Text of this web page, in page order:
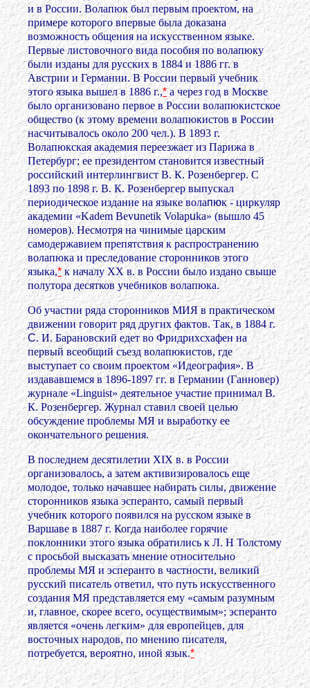
и в России. Волапюк был первым проектом, на
примере которого впервые была доказана
возможность общения на искусственном языке.
Первые листовочного вида пособия по волапюку
были изданы для русских в 1884 и 1886 гг. в
Австрии и Германии. В России первый учебник
этого языка вышел в 1886 г.,*а через год в Москве
было организовано первое в России волапюкистское
общество (к этому времени волапюкистов в России
насчитывалось около 200 чел.). В 1893 г.
Волапюкская академия переезжает из Парижа в
Петербург; ее президентом становится известный
российский интерлингвист В. К. Розенбергер. С
1893 по 1898 г. В. К. Розенбергер выпускал
периодическое издание на языке волапюк - циркуляр
академии «Kadem Bevunetik Volapuka» (вышло 45
номеров). Несмотря на чинимые царским
самодержавием препятствия к распространению
волапюка и преследование сторонников этого
языка,*к началу XX в. в России было издано свыше
полутора десятков учебников волапюка.
Об участии ряда сторонников МИЯ в практическом
движении говорит ряд других фактов. Так, в 1884 г.
С. И. Барановский едет во Фридрихсхафен на
первый всеобщий съезд волапюкистов, где
выступает со своим проектом «Идеография». В
издававшемся в 1896-1897 гг. в Германии (Ганновер)
журнале «Linguist» деятельное участие принимал В.
К. Розенбергер. Журнал ставил своей целью
обсуждение проблемы МЯ и выработку ее
окончательного решения.
В последнем десятилетии XIX в. в России
организовалось, а затем активизировалось еще
молодое, только начавшее набирать силы, движение
сторонников языка эсперанто, самый первый
учебник которого появился на русском языке в
Варшаве в 1887 г. Когда наиболее горячие
поклонники этого языка обратились к Л. Н Толстому
с просьбой высказать мнение относительно
проблемы МЯ и эсперанто в частности, великий
русский писатель ответил, что путь искусственного
создания МЯ представляется ему «самым разумным
и, главное, скорее всего, осуществимым»; эсперанто
является «очень легким» для европейцев, для
восточных народов, по мнению писателя,
потребуется, вероятно, иной язык.*